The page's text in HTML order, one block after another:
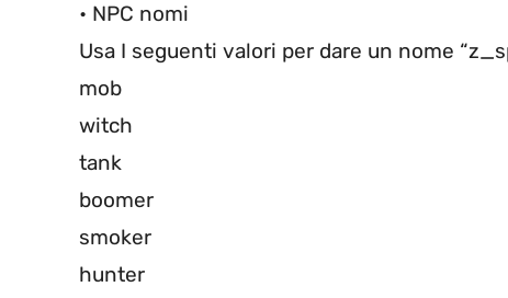
• NPC nomi
Usa I seguenti valori per dare un nome
mob
witch
tank
boomer
smoker
hunter